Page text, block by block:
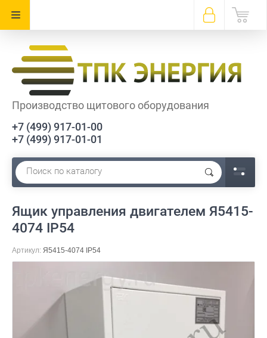
Производство щитового оборудования
+7 (499) 917-01-00
+7 (499) 917-01-01
Ящик управления двигателем Я5415-
4074 IP54
Артикул: Я5415-4074 IP54